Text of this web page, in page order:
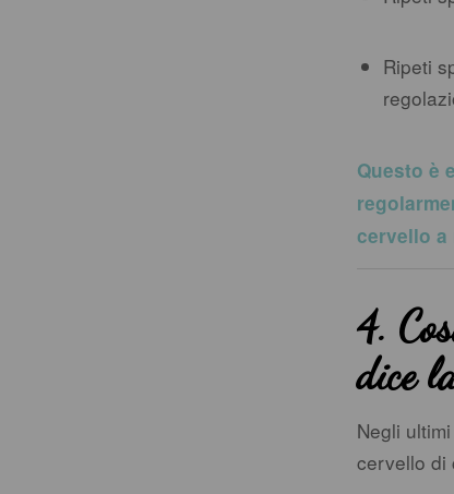
Ripeti
Questo è
cervello a
4.
dice
Negli
cervello di